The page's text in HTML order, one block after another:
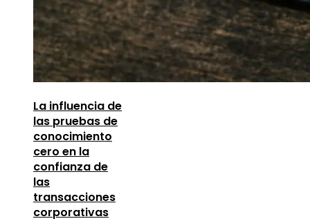
La influencia de
las pruebas de
conocimiento
cero en la
confianza de
las
transacciones
corporativas